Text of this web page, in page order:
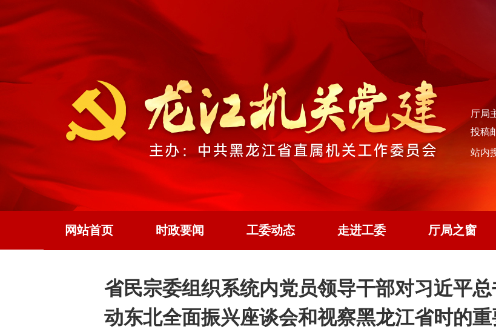
厅局
投稿
站内
网站首页 时政要闻 工委动态 走进工委 厅局之窗
省民宗委组织系统内党员领导干部对习近平
动东北全面振兴座谈会和视察黑龙江省时的